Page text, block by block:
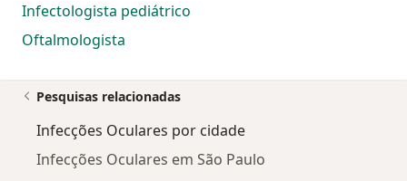
Infectologista pediátrico
Oftalmologista
Pesquisas relacionadas
Infecções Oculares por cidade
Infecções Oculares em São Paulo